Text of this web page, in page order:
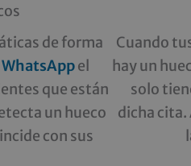
de forma
WhatsAppel
que están
un hueco
con sus
Cuando
hay un
solo
dicha cita.